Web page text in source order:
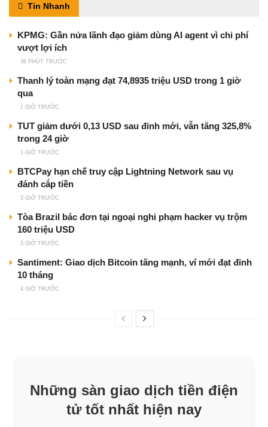
Tin Nhanh
KPMG: Gần nửa lãnh đạo giảm dùng AI agent vì chi phí
vượt lợi ích
36 PHÚT TRƯỚC
Thanh lý toàn mạng đạt 74,8935 triệu USD trong 1 giờ
qua
1 GIỜ TRƯỚC
TUT giảm dưới 0,13 USD sau đỉnh mới, vẫn tăng 325,8%
trong 24 giờ
1 GIỜ TRƯỚC
BTCPay hạn chế truy cập Lightning Network sau vụ
đánh cắp tiền
3 GIỜ TRƯỚC
Tòa Brazil bác đơn tại ngoại nghi phạm hacker vụ trộm
160 triệu USD
3 GIỜ TRƯỚC
Santiment: Giao dịch Bitcoin tăng mạnh, ví mới đạt đỉnh
10 tháng
4 GIỜ TRƯỚC
Những sàn giao dịch tiền điện
tử tốt nhất hiện nay